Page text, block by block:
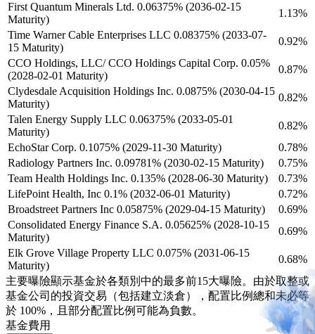
First Quantum Minerals Ltd. 0.06375% (2036-02-15
Maturity)
1.13%
Time Warner Cable Enterprises LLC 0.08375% (2033-07-
15 Maturity)
0.92%
CCO Holdings, LLC/ CCO Holdings Capital Corp. 0.05%
(2028-02-01 Maturity)
0.87%
Clydesdale Acquisition Holdings Inc. 0.0875% (2030-04-15
Maturity)
0.82%
Talen Energy Supply LLC 0.06375% (2033-05-01
Maturity)
0.82%
EchoStar Corp. 0.1075% (2029-11-30 Maturity)
0.78%
Radiology Partners Inc. 0.09781% (2030-02-15 Maturity)
0.75%
Team Health Holdings Inc. 0.135% (2028-06-30 Maturity)
0.73%
LifePoint Health, Inc 0.1% (2032-06-01 Maturity)
0.72%
Broadstreet Partners Inc 0.05875% (2029-04-15 Maturity)
0.69%
Consolidated Energy Finance S.A. 0.05625% (2028-10-15
Maturity)
0.69%
Elk Grove Village Property LLC 0.075% (2031-06-15
Maturity)
0.68%
主要曝險顯示基金於各類別中的最多前15大曝險。由於取整或
基金公司的投資交易（包括建立淡倉），配置比例總和未必等
於 100%，且部分配置比例可能為負數。
基金費用